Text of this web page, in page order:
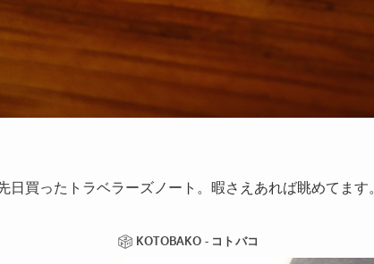
日買ったトラベラーズノート。暇さえあれば眺めてます。